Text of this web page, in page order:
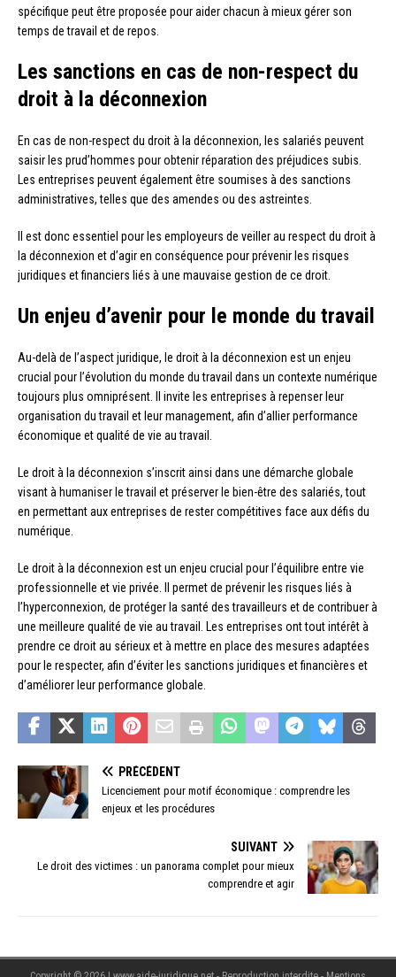
spécifique peut être proposée pour aider chacun à mieux gérer son
temps de travail et de repos.
Les sanctions en cas de non-respect du
droit à la déconnexion
En cas de non-respect du droit à la déconnexion, les salariés peuvent
saisir les prud’hommes pour obtenir réparation des préjudices subis.
Les entreprises peuvent également être soumises à des sanctions
administratives, telles que des amendes ou des astreintes.
Il est donc essentiel pour les employeurs de veiller au respect du droit à
la déconnexion et d’agir en conséquence pour prévenir les risques
juridiques et financiers liés à une mauvaise gestion de ce droit.
Un enjeu d’avenir pour le monde du travail
Au-delà de l’aspect juridique, le droit à la déconnexion est un enjeu
crucial pour l’évolution du monde du travail dans un contexte numérique
toujours plus omniprésent. Il invite les entreprises à repenser leur
organisation du travail et leur management, afin d’allier performance
économique et qualité de vie au travail.
Le droit à la déconnexion s’inscrit ainsi dans une démarche globale
visant à humaniser le travail et préserver le bien-être des salariés, tout
en permettant aux entreprises de rester compétitives face aux défis du
numérique.
Le droit à la déconnexion est un enjeu crucial pour l’équilibre entre vie
professionnelle et vie privée. Il permet de prévenir les risques liés à
l’hyperconnexion, de protéger la santé des travailleurs et de contribuer à
une meilleure qualité de vie au travail. Les entreprises ont tout intérêt à
prendre ce droit au sérieux et à mettre en place des mesures adaptées
pour le respecter, afin d’éviter les sanctions juridiques et financières et
d’améliorer leur performance globale.
PRÉCÉDENT
Licenciement pour motif économique : comprendre les
enjeux et les procédures
SUIVANT
Le droit des victimes : un panorama complet pour mieux
comprendre et agir